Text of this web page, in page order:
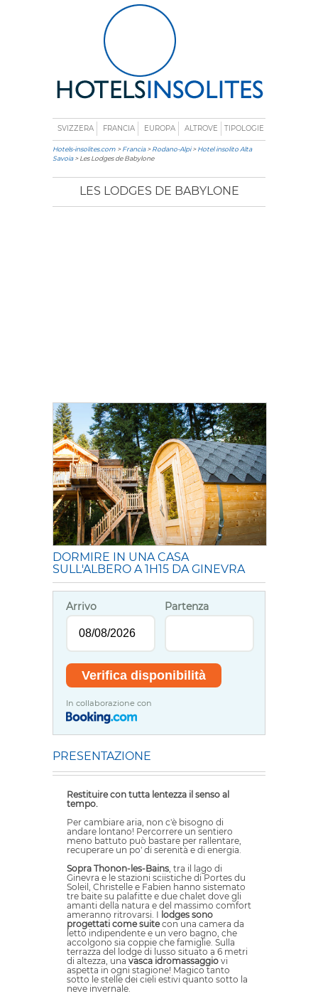
SVIZZERA FRANCIA EUROPA ALTROVE TIPOLOGIE
Hotels-insolites.com >Francia>Rodano-Alpi>Hotel insolito Alta
Savoia> Les Lodges de Babylone
LES LODGES DE BABYLONE
DORMIRE IN UNA CASA
SULL'ALBERO A 1H15 DA GINEVRA
Arrivo Partenza
In collaborazione con
PRESENTAZIONE
Restituire con tutta lentezza il senso al
tempo.
Per cambiare aria, non c'è bisogno di
andare lontano! Percorrere un sentiero
meno battuto può bastare per rallentare,
recuperare un po' di serenità e di energia.
Sopra Thonon-les-Bains, tra il lago di
Ginevra e le stazioni sciistiche di Portes du
Soleil, Christelle e Fabien hanno sistemato
tre baite su palafitte e due chalet dove gli
amanti della natura e del massimo comfort
ameranno ritrovarsi. I lodges sono
progettati come suitecon una camera da
letto indipendente e un vero bagno, che
accolgono sia coppie che famiglie. Sulla
terrazza del lodge di lusso situato a 6 metri
di altezza, una vasca idromassaggio vi
aspetta in ogni stagione! Magico tanto
sotto le stelle dei cieli estivi quanto sotto la
neve invernale.